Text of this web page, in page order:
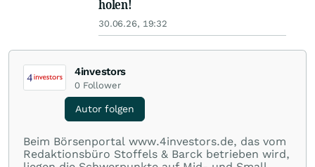
holen!
30.06.26, 19:32
4investors
0 Follower
Autor folgen
Beim Börsenportal www.4investors.de, das vom
Redaktionsbüro Stoffels & Barck betrieben wird,